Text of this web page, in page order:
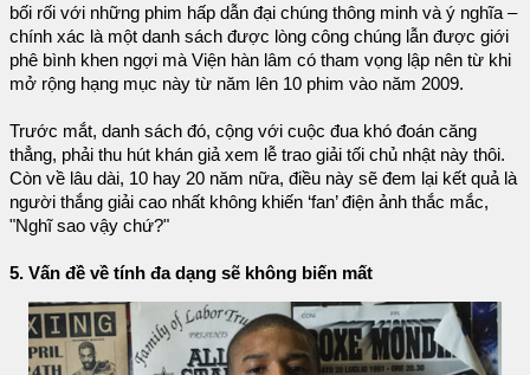
bối rối với những phim hấp dẫn đại chúng thông minh và ý nghĩa –
chính xác là một danh sách được lòng công chúng lẫn được giới
phê bình khen ngợi mà Viện hàn lâm có tham vọng lập nên từ khi
mở rộng hạng mục này từ năm lên 10 phim vào năm 2009.
Trước mắt, danh sách đó, cộng với cuộc đua khó đoán căng
thẳng, phải thu hút khán giả xem lễ trao giải tối chủ nhật này thôi.
Còn về lâu dài, 10 hay 20 năm nữa, điều này sẽ đem lại kết quả là
người thắng giải cao nhất không khiến ‘fan’ điện ảnh thắc mắc,
"Nghĩ sao vậy chứ?"
5. Vấn đề về tính đa dạng sẽ không biến mất